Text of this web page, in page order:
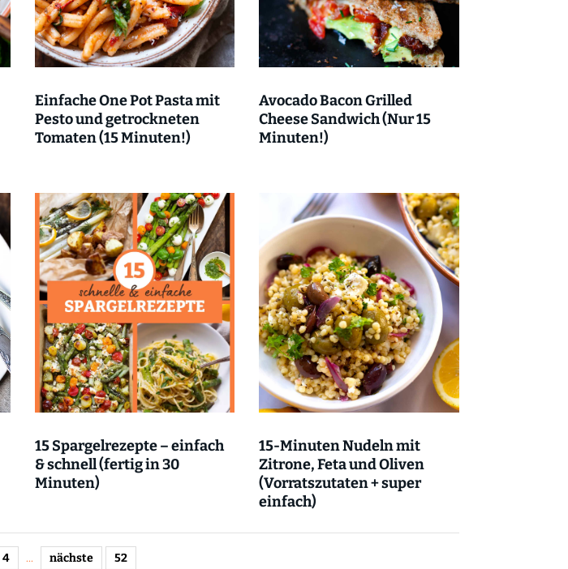
Einfache One Pot Pasta mit
Pesto und getrockneten
Tomaten (15 Minuten!)
Avocado Bacon Grilled
Cheese Sandwich (Nur 15
Minuten!)
15 Spargelrezepte – einfach
& schnell (fertig in 30
Minuten)
15-Minuten Nudeln mit
Zitrone, Feta und Oliven
(Vorratszutaten + super
einfach)
4 ... nächste 52